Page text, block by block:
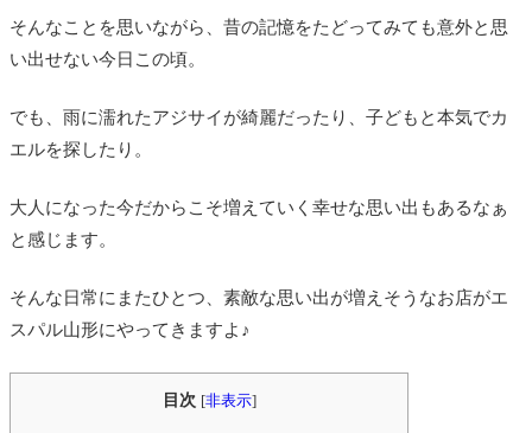
そんなことを思いながら、昔の記憶をたどってみても意外と思
い出せない今日この頃。
でも、雨に濡れたアジサイが綺麗だったり、子どもと本気でカ
エルを探したり。
大人になった今だからこそ増えていく幸せな思い出もあるなぁ
と感じます。
そんな日常にまたひとつ、素敵な思い出が増えそうなお店がエ
スパル山形にやってきますよ♪
目次 [非表示]